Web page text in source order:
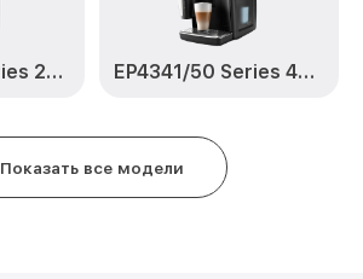
EP2021/40 Series 2200 EP4341/50 Series 4300 LatteGo
Показать все модели